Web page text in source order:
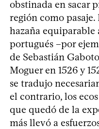
obstinada en sacar
región como
hazaña equiparable
portugués –por
de Sebastián
Moguer en 1526 y
se tradujo
el contrario, los
que quedó de la
más llevó a